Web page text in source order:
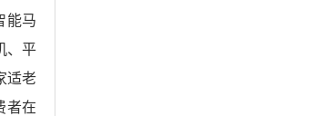
能马
、平
适老
者在